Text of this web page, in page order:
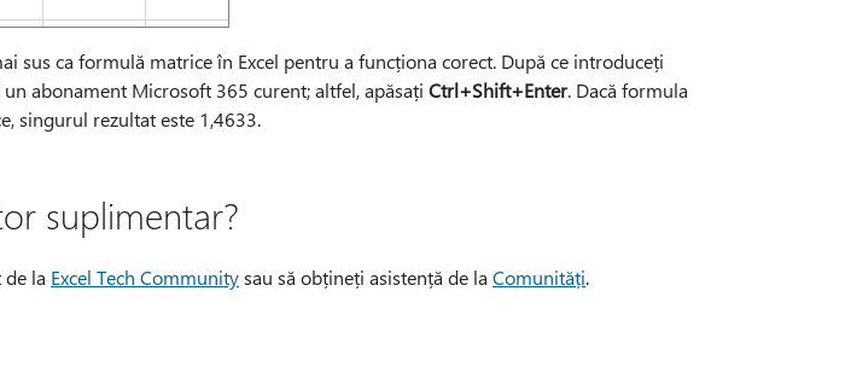
sus ca formulă matrice în Excel pentru a funcționa corect. După ce introduceți
abonament Microsoft 365 curent; altfel, apăsați Ctrl+Shift+Enter. Dacă formula
singurul rezultat este 1,4633.
suplimentar?
la Excel Tech Communitysau să obțineți asistență de la Comunități.